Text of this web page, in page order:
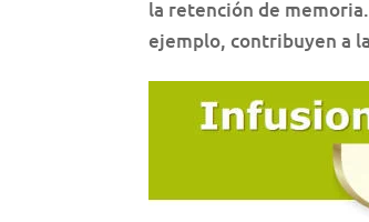
la retención de
ejemplo, contribuyen a